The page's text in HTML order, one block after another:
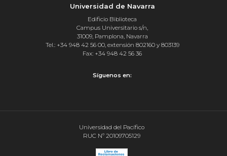
Universidad de Navarra
Edificio Biblioteca
Campus Universitario s/n,
31009, Pamplona, Navarra
Tel.: +34 948 42 56 00, extensión 802160 y 803139
Fax: +34 948 42 56 36
Síguenos en:
Universidad del Pacífico
RUC Nº 20109705129